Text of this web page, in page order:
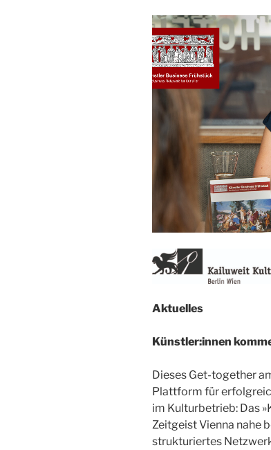
Aktuelles
Künstler:innen
Dieses Get-together
Plattform für
im Kulturbetrieb: ​Das
Zeitgeist Vienna nahe
strukturiertes